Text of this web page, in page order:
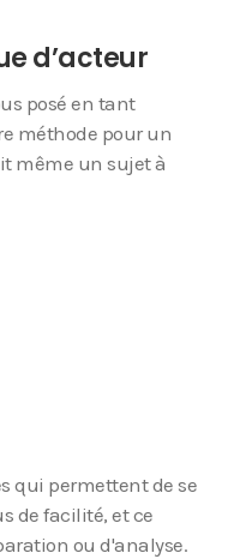
d’acteur
posé en tant
méthode pour un
même un sujet à
qui permettent de se
de facilité, et ce
ou d'analyse.